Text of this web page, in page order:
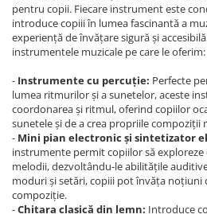
pentru copii. Fiecare instrument este
introduce copiii în lumea fascinantă a
experiență de învățare sigură și
instrumentele muzicale pe care le oferim:
- Instrumente cu percuție: Perfecte
lumea ritmurilor și a sunetelor, aceste
coordonarea și ritmul, oferind copiilor
sunetele și de a crea propriile compoziții
- Mini pian electronic și sintetizator
instrumente permit copiilor să exploreze
melodii, dezvoltându-le abilitățile
moduri și setări, copiii pot învăța noțiuni
compoziție.
-Chitara clasică din lemn: Introduce